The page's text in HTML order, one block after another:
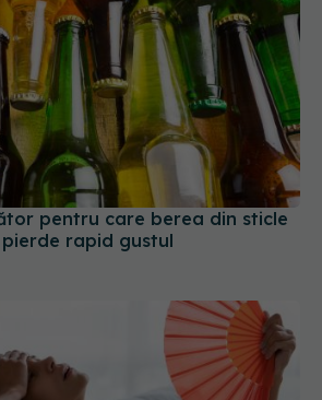
pentru care berea din sticle
rapid gustul